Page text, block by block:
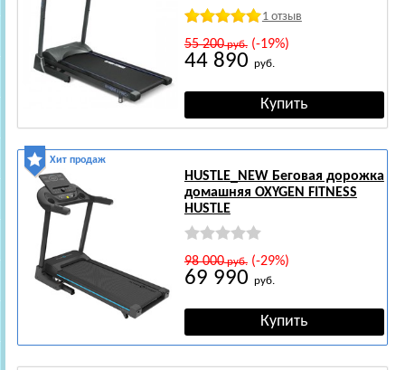
1 отзыв
55 200руб.(-19%)
44 890 руб.
Хит продаж
HUSTLE_NEW Беговая дорожка
домашняя OXYGEN FITNESS
HUSTLE
98 000руб.(-29%)
69 990 руб.